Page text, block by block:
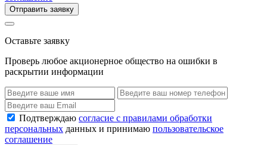
Отправить заявку
Оставьте заявку
Проверь любое акционерное общество на ошибки в
раскрытии информации
Подтверждаю согласие с правилами обработки
персональных данных и принимаю пользовательское
соглашение